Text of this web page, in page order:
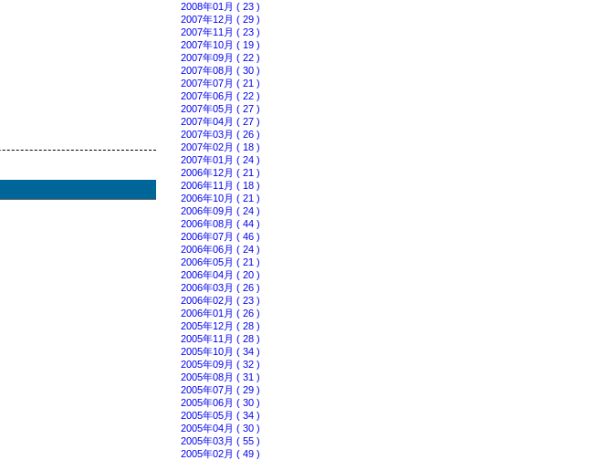
2008年01月 ( 23 )
2007年12月 ( 29 )
2007年11月 ( 23 )
2007年10月 ( 19 )
2007年09月 ( 22 )
2007年08月 ( 30 )
2007年07月 ( 21 )
2007年06月 ( 22 )
2007年05月 ( 27 )
2007年04月 ( 27 )
2007年03月 ( 26 )
2007年02月 ( 18 )
2007年01月 ( 24 )
2006年12月 ( 21 )
2006年11月 ( 18 )
2006年10月 ( 21 )
2006年09月 ( 24 )
2006年08月 ( 44 )
2006年07月 ( 46 )
2006年06月 ( 24 )
2006年05月 ( 21 )
2006年04月 ( 20 )
2006年03月 ( 26 )
2006年02月 ( 23 )
2006年01月 ( 26 )
2005年12月 ( 28 )
2005年11月 ( 28 )
2005年10月 ( 34 )
2005年09月 ( 32 )
2005年08月 ( 31 )
2005年07月 ( 29 )
2005年06月 ( 30 )
2005年05月 ( 34 )
2005年04月 ( 30 )
2005年03月 ( 55 )
2005年02月 ( 49 )